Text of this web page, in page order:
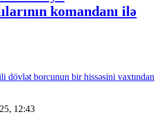
komandanı ilə
12:43